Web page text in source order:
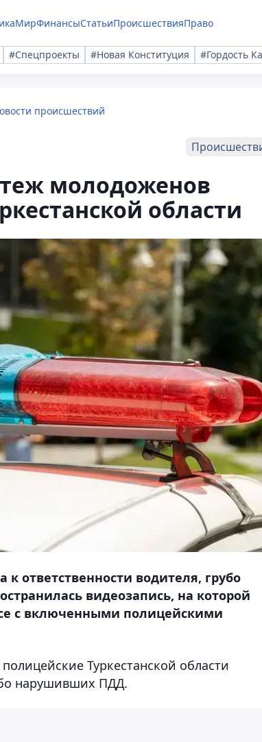
МирФинансыСтатьиПроисшествияПраво
#Спецпроекты #Новая Конституция #Гордость
происшествий
молодоженов
области
ответственности водителя, грубо
видеозапись, на которой
с включенными полицейскими
Туркестанской области
нарушивших ПДД.